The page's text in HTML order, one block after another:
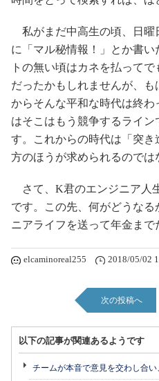
私がまだ中高生の頃、日曜
に「マル秘情報！」とか書
トの無い頃はカネを払って
だったかもしれませんが、
からそんな平和な時代は終
はそこはもう競争するライ
す。これからの時代は「突
方のほうが求められるのでは
さて、K君のエンジニア人
です。この先、何がどうな
ニアライフを送って年金まで
elcaminoreal255 2018/05/02
次の投稿へ
以下の記事が関連あるようです
チームが本音で意見を交わし合